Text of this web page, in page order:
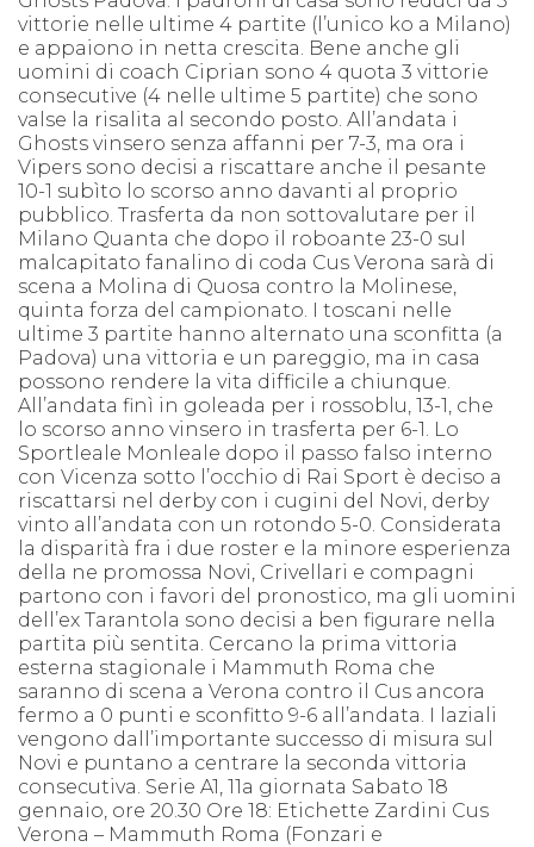
vittorie nelle ultime 4 partite (l’unico ko a Milano)
e appaiono in netta crescita. Bene anche gli
uomini di coach Ciprian sono 4 quota 3 vittorie
consecutive (4 nelle ultime 5 partite) che sono
valse la risalita al secondo posto. All’andata i
Ghosts vinsero senza affanni per 7-3, ma ora i
Vipers sono decisi a riscattare anche il pesante
10-1 subìto lo scorso anno davanti al proprio
pubblico. Trasferta da non sottovalutare per il
Milano Quanta che dopo il roboante 23-0 sul
malcapitato fanalino di coda Cus Verona sarà di
scena a Molina di Quosa contro la Molinese,
quinta forza del campionato. I toscani nelle
ultime 3 partite hanno alternato una sconfitta (a
Padova) una vittoria e un pareggio, ma in casa
possono rendere la vita difficile a chiunque.
All’andata finì in goleada per i rossoblu, 13-1, che
lo scorso anno vinsero in trasferta per 6-1. Lo
Sportleale Monleale dopo il passo falso interno
con Vicenza sotto l’occhio di Rai Sport è deciso a
riscattarsi nel derby con i cugini del Novi, derby
vinto all’andata con un rotondo 5-0. Considerata
la disparità fra i due roster e la minore esperienza
della ne promossa Novi, Crivellari e compagni
partono con i favori del pronostico, ma gli uomini
dell’ex Tarantola sono decisi a ben figurare nella
partita più sentita. Cercano la prima vittoria
esterna stagionale i Mammuth Roma che
saranno di scena a Verona contro il Cus ancora
fermo a 0 punti e sconfitto 9-6 all’andata. I laziali
vengono dall’importante successo di misura sul
Novi e puntano a centrare la seconda vittoria
consecutiva. Serie A1, 11a giornata Sabato 18
gennaio, ore 20.30 Ore 18: Etichette Zardini Cus
Verona – Mammuth Roma (Fonzari e